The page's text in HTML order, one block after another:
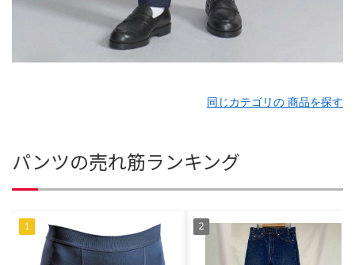
同じカテゴリの 商品を探す
パンツの売れ筋ランキング